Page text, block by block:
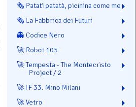
🗞️ Patatì patatà, picinina come me
🗞️ La Fabbrica dei Futuri
👻 Codice Nero
🚀 Robot 105
🚀 Tempesta - The Montecristo
Project / 2
🚀 IF 33. Mino Milani
🚀 Vetro